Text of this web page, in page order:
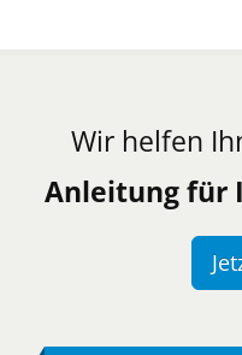
Wir helfen
Anleitung für